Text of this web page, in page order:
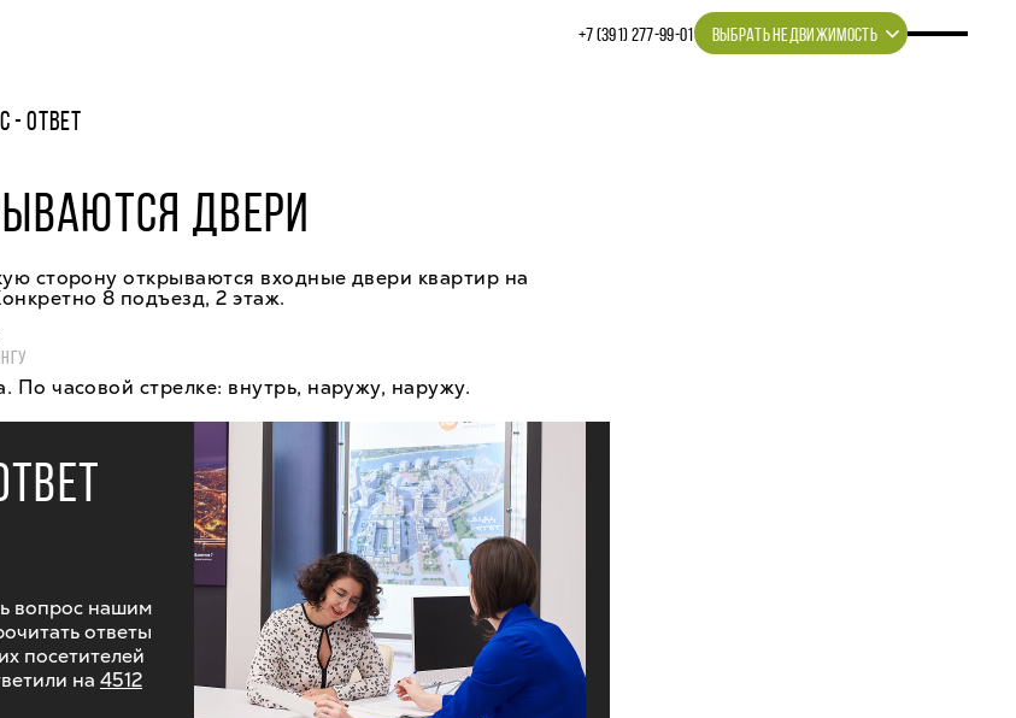
+7 (391) 277‒99‒01 ВЫБРАТЬ НЕДВИЖИМОСТЬ
- ОТВЕТ
ДВЕРИ
сторону открываются входные двери квартир на
8 подъезд, 2 этаж.
По часовой стрелке: внутрь, наружу, наружу.
вопрос нашим
ответы
посетителей
на 4512